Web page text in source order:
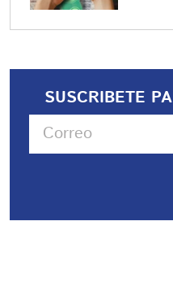
SUSCRIBETE